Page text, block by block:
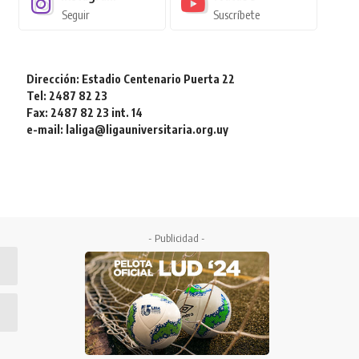
Seguir Suscríbete
Dirección: Estadio Centenario Puerta 22
Tel: 2487 82 23
Fax: 2487 82 23 int. 14
e-mail: laliga@ligauniversitaria.org.uy
- Publicidad -